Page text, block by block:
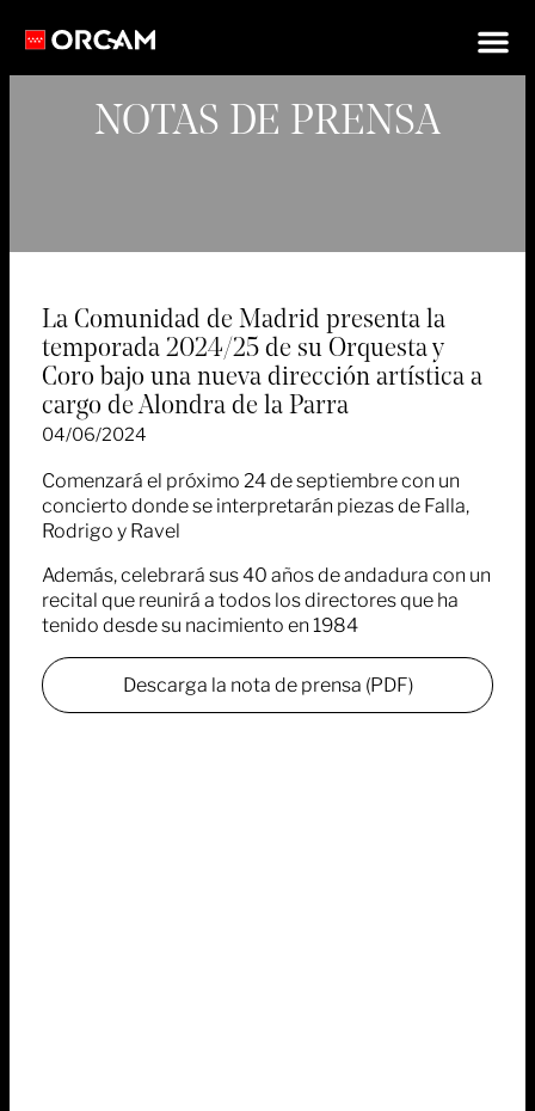
NOTAS DE PRENSA
La Comunidad de Madrid presenta la
temporada 2024/25 de su Orquesta y
Coro bajo una nueva dirección artística a
cargo de Alondra de la Parra
04/06/2024
Comenzará el próximo 24 de septiembre con un
concierto donde se interpretarán piezas de Falla,
Rodrigo y Ravel
Además, celebrará sus 40 años de andadura con un
recital que reunirá a todos los directores que ha
tenido desde su nacimiento en 1984
Descarga la nota de prensa (PDF)